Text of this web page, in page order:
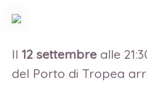
Il 12 settembre alle
del Porto di Tropea